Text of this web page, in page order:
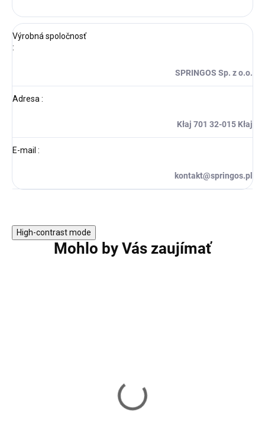
Výrobná spoločnosť
:
SPRINGOS Sp. z o.o.
Adresa :
Kłaj 701 32-015 Kłaj
E-mail :
kontakt@springos.pl
High-contrast mode
Mohlo by Vás zaujímať